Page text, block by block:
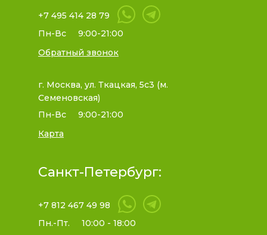
+7 495 414 28 79
Пн-Вс
9:00-21:00
Обратный звонок
г. Москва, ул. Ткацкая, 5с3 (м.
Семеновская)
Пн-Вс
9:00-21:00
Карта
Санкт-Петербург:
+7 812 467 49 98
Пн.-Пт.
10:00 - 18:00